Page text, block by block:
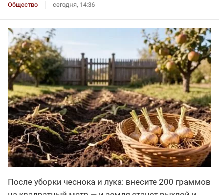
Общество сегодня, 14:36
После уборки чеснока и лука: внесите 200 граммов